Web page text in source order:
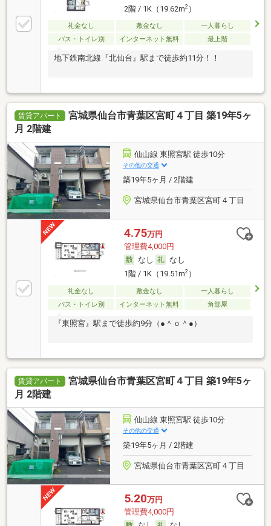
2階 / 1K（19.62m2）
礼金なし 敷金なし
一人暮らし
バス・トイレ別
インターネット無料 最上階
地下鉄南北線『北仙台』駅まで徒歩約11分！！
賃貸アパート
宮城県仙台市青葉区宮町４丁目 築19年5ヶ
月 2階建
仙山線 東照宮駅 徒歩10分
その他の交通
築19年5ヶ月 / 2階建
宮城県仙台市青葉区宮町４丁目
4.75万円
管理費4,000円
なし
なし
1階 / 1K（19.51m2）
礼金なし 敷金なし
一人暮らし
バス・トイレ別
インターネット無料 角部屋
『東照宮』駅まで徒歩約9分（●＾ｏ＾●）
賃貸アパート
宮城県仙台市青葉区宮町４丁目 築19年5ヶ
月 2階建
仙山線 東照宮駅 徒歩10分
その他の交通
築19年5ヶ月 / 2階建
宮城県仙台市青葉区宮町４丁目
5.20万円
管理費4,000円